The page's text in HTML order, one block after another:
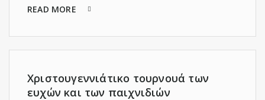
READ MORE
Χριστουγεννιάτικο τουρνουά των
ευχών και των παιχνιδιών